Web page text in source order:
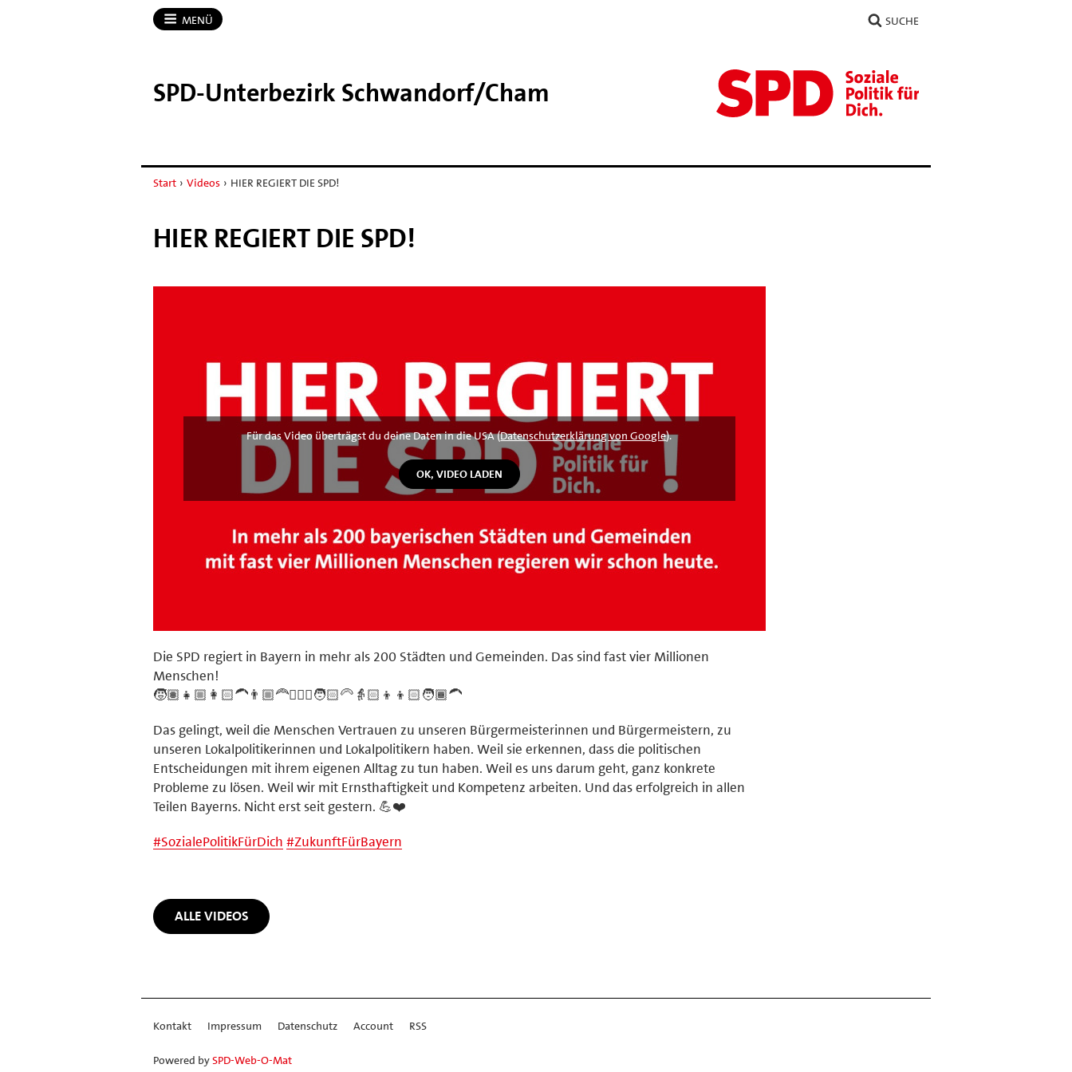
MENÜ SUCHE
SPD-​Unterbezirk Schwandorf/​Cham
Start › Videos › HIER REGIERT DIE SPD!
HIER REGIERT DIE SPD!
Für das Video überträgst du deine Daten in die USA (Datenschutzerklärung von Google).
Die SPD regiert in Bayern in mehr als 200 Städten und Gemeinden. Das sind fast vier Millionen
Menschen!
🧒🏽👧🏼👩🏻‍🦱👨🏼‍🦰🧔🏼‍♂️🧑🏻‍🦳👵🏻👦👦🏻🧑🏾‍🦱
Das gelingt, weil die Menschen Vertrauen zu unseren Bürgermeisterinnen und Bürgermeistern, zu
unseren Lokalpolitikerinnen und Lokalpolitikern haben. Weil sie erkennen, dass die politischen
Entscheidungen mit ihrem eigenen Alltag zu tun haben. Weil es uns darum geht, ganz konkrete
Probleme zu lösen. Weil wir mit Ernsthaftigkeit und Kompetenz arbeiten. Und das erfolgreich in allen
Teilen Bayerns. Nicht erst seit gestern. 💪❤️
#SozialePolitikFürDich #ZukunftFürBayern
ALLE VIDEOS
Kontakt Impressum Datenschutz Account RSS
Powered bySPD-Web-O-Mat